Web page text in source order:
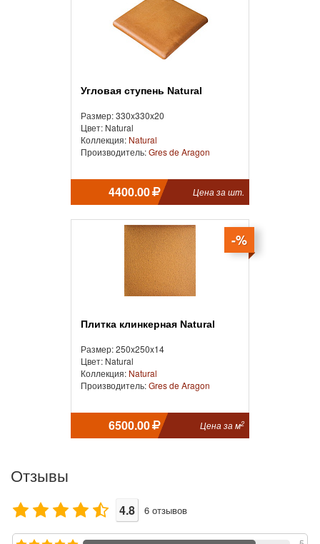
Угловая ступень Natural
Размер: 330x330x20
Цвет: Natural
Коллекция: Natural
Производитель:Gres de Aragon
4400.00 Цена за шт.
-%
Плитка клинкерная Natural
Размер: 250x250x14
Цвет: Natural
Коллекция: Natural
Производитель:Gres de Aragon
6500.00 Цена за м2
Отзывы
4.8 6 отзывов